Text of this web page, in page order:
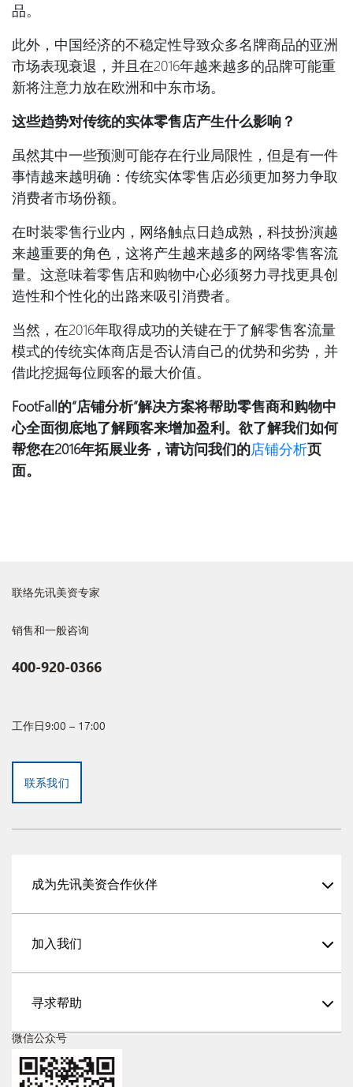
品。
此外，中国经济的不稳定性导致众多名牌商品的亚洲
市场表现衰退，并且在2016年越来越多的品牌可能重
新将注意力放在欧洲和中东市场。
这些趋势对传统的实体零售店产生什么影响？
虽然其中一些预测可能存在行业局限性，但是有一件
事情越来越明确：传统实体零售店必须更加努力争取
消费者市场份额。
在时装零售行业内，网络触点日趋成熟，科技扮演越
来越重要的角色，这将产生越来越多的网络零售客流
量。这意味着零售店和购物中心必须努力寻找更具创
造性和个性化的出路来吸引消费者。
当然，在2016年取得成功的关键在于了解零售客流量
模式的传统实体商店是否认清自己的优势和劣势，并
借此挖掘每位顾客的最大价值。
FootFall的“店铺分析”解决方案将帮助零售商和购物中
心全面彻底地了解顾客来增加盈利。欲了解我们如何
帮您在2016年拓展业务，请访问我们的店铺分析页
面。
联络先讯美资专家
销售和一般咨询
400-920-0366
工作日9:00 – 17:00
联系我们
成为先讯美资合作伙伴
加入我们
寻求帮助
微信公众号